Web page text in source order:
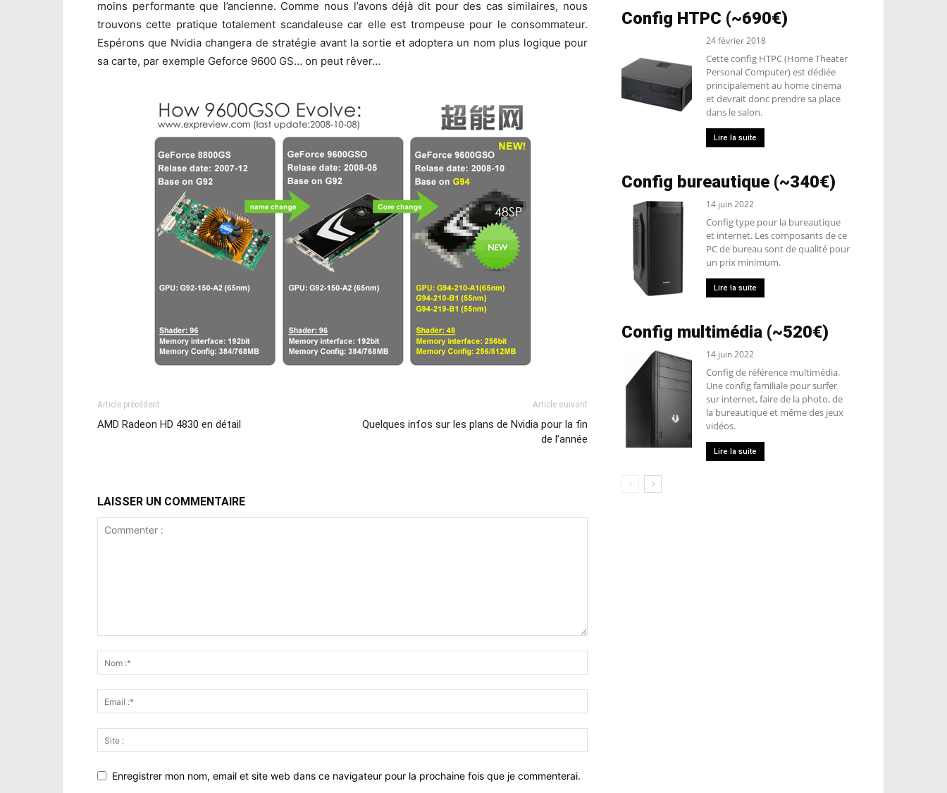
moins performante que l’ancienne. Comme nous l’avons déjà dit pour des cas similaires, nous
trouvons cette pratique totalement scandaleuse car elle est trompeuse pour le consommateur.
Espérons que Nvidia changera de stratégie avant la sortie et adoptera un nom plus logique pour
sa carte, par exemple Geforce 9600 GS… on peut rêver…
Article précédent
AMD Radeon HD 4830 en détail
Article suivant
Quelques infos sur les plans de Nvidia pour la fin
de l’année
LAISSER UN COMMENTAIRE
Enregistrer mon nom, email et site web dans ce navigateur pour la prochaine fois que je commenterai.
Config HTPC (~690€)
24 février 2018
Cette config HTPC (Home Theater
Personal Computer) est dédiée
principalement au home cinema
et devrait donc prendre sa place
dans le salon.
Lire la suite
Config bureautique (~340€)
14 juin 2022
Config type pour la bureautique
et internet. Les composants de ce
PC de bureau sont de qualité pour
un prix minimum.
Lire la suite
Config multimédia (~520€)
14 juin 2022
Config de référence multimédia.
Une config familiale pour surfer
sur internet, faire de la photo, de
la bureautique et même des jeux
vidéos.
Lire la suite